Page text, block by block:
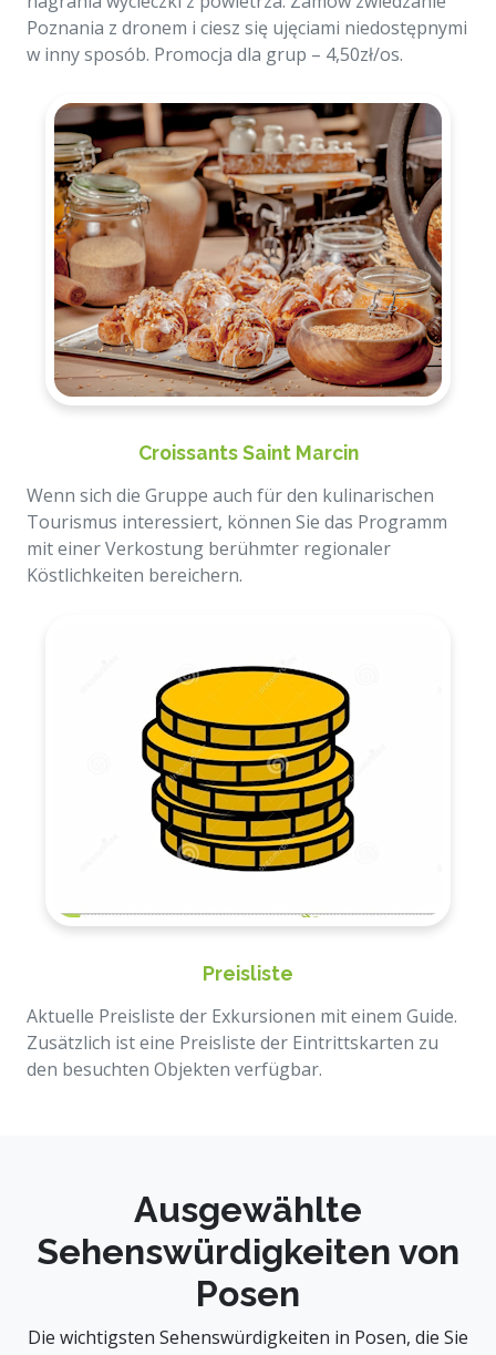
Poznania z dronem i ciesz się ujęciami niedostępnymi
w inny sposób. Promocja dla grup – 4,50zł/os.
Croissants Saint Marcin
Wenn sich die Gruppe auch für den kulinarischen
Tourismus interessiert, können Sie das Programm
mit einer Verkostung berühmter regionaler
Köstlichkeiten bereichern.
Preisliste
Aktuelle Preisliste der Exkursionen mit einem Guide.
Zusätzlich ist eine Preisliste der Eintrittskarten zu
den besuchten Objekten verfügbar.
Ausgewählte
Sehenswürdigkeiten von
Posen
Die wichtigsten Sehenswürdigkeiten in Posen, die Sie